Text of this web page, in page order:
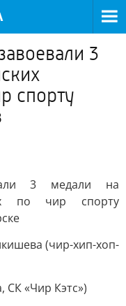
3
спорту
3 медали на
по чир спорту
(чир-хип-хоп-
СК «Чир Кэтс»)